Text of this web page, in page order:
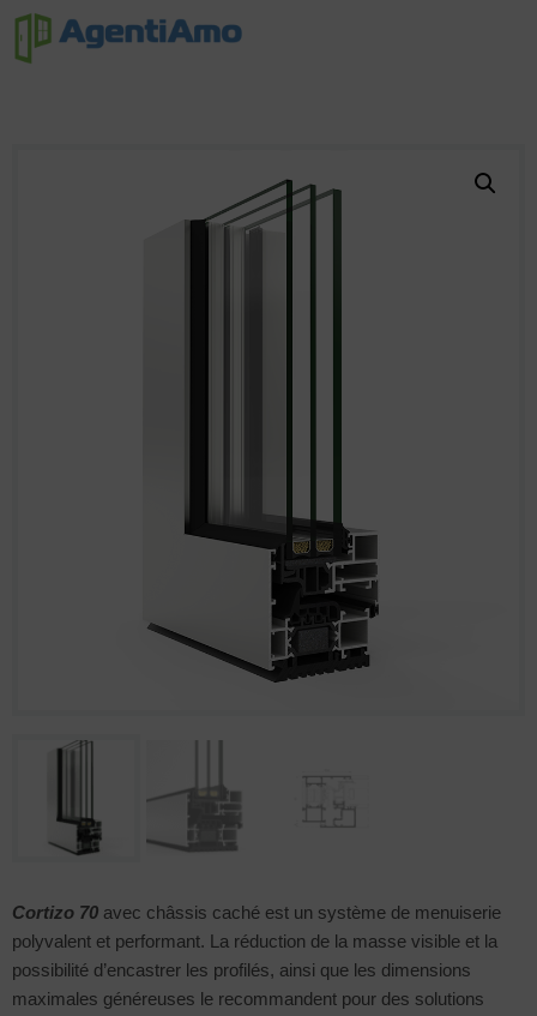
Cortizo 70 avec châssis caché est un système de menuiserie
polyvalent et performant. La réduction de la masse visible et la
possibilité d’encastrer les profilés, ainsi que les dimensions
maximales généreuses le recommandent pour des solutions